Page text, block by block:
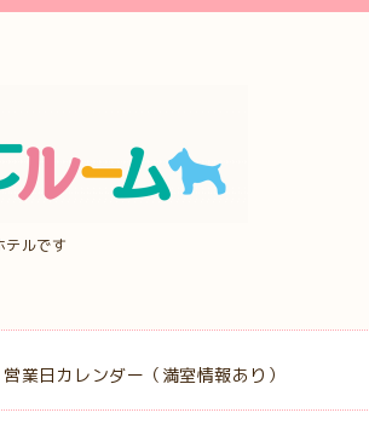
テルです
営業日カレンダー（満室情報あり）